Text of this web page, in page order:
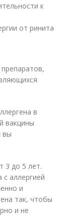
к
от ринита
в
вакцины
вы
3 до 5 лет.
аллергией
и
так, чтобы
и не